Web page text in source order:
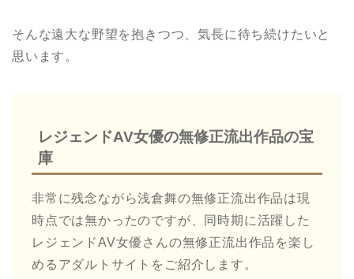
そんな遠大な野望を抱きつつ、気長に待ち続けたいと
思います。
レジェンドAV女優の無修正流出作品の宝
庫
非常に残念ながら浅倉舞の無修正流出作品は現
時点では無かったのですが、同時期に活躍した
レジェンドAV女優さんの無修正流出作品を楽し
めるアダルトサイトをご紹介します。